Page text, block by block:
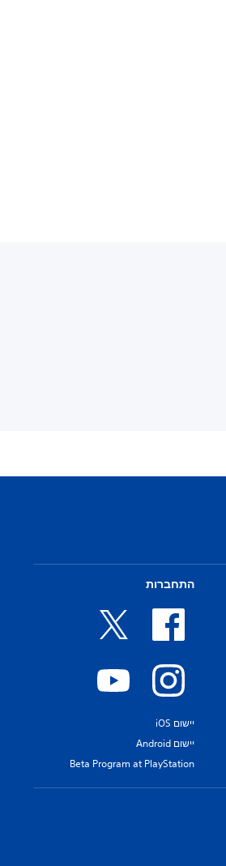
התחברות
יישום iOS
יישום Android
Beta Program at PlayStation